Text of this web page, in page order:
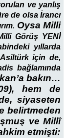
ve yanlış
de olsa İrancı
Oysa Milli
Görüş YENİ
yıllarda
için de,
bağlamında
bakın…
hem de
siyaseten
belirtmeden
ve Millî
etmişti: